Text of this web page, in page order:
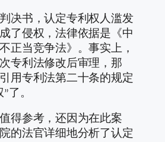
决书，认定专利权人滥发
了侵权，法律依据是《中
正当竞争法》。事实上，
专利法修改后审理，那
用专利法第二十条的规定
了。
得参考，还因为在此案
的法官详细地分析了认定